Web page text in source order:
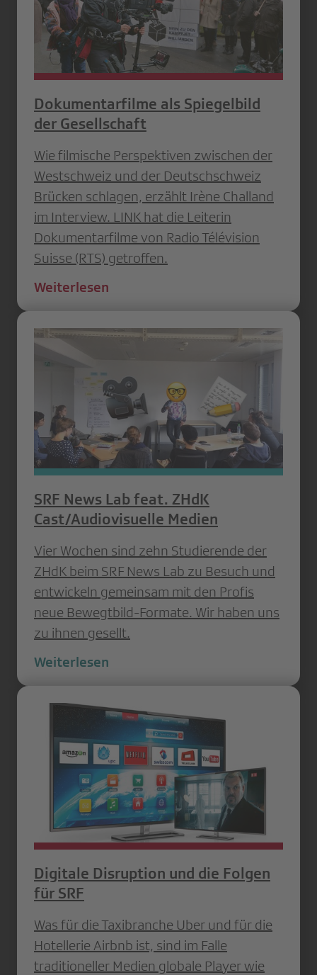
Dokumentarfilme als Spiegelbild
der Gesellschaft
Wie filmische Perspektiven zwischen der
Westschweiz und der Deutschschweiz
Brücken schlagen, erzählt Irène Challand
im Interview. LINK hat die Leiterin
Dokumentarfilme von Radio Télévision
Suisse (RTS) getroffen.
Weiterlesen
SRF News Lab feat. ZHdK
Cast/Audiovisuelle Medien
Vier Wochen sind zehn Studierende der
ZHdK beim SRF News Lab zu Besuch und
entwickeln gemeinsam mit den Profis
neue Bewegtbild-Formate. Wir haben uns
zu ihnen gesellt.
Weiterlesen
Digitale Disruption und die Folgen
für SRF
Was für die Taxibranche Uber und für die
Hotellerie Airbnb ist, sind im Falle
traditioneller Medien ­globale Player wie